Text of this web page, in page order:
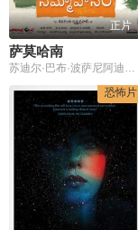
正片
萨莫哈南
苏迪尔·巴布·波萨尼阿迪蒂·拉奥·海达里Vamsi Raghava Yenumula
恐怖片